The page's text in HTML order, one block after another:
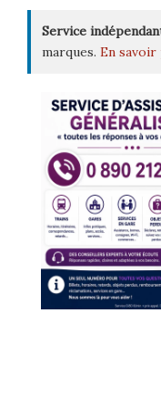
Service
marques. En savoir